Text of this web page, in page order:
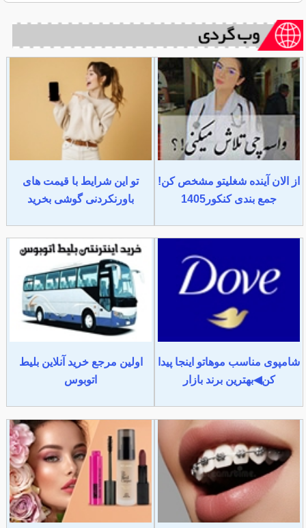
از الان آینده شغلیتو مشخص کن!
جمع بندی کنکور1405
تو این شرایط با قیمت های
باورنکردنی گوشی بخرید
شامپوی مناسب موهاتو اینجا پیدا
کن◀بهترین برند بازار
اولین مرجع خرید آنلاین بلیط
اتوبوس